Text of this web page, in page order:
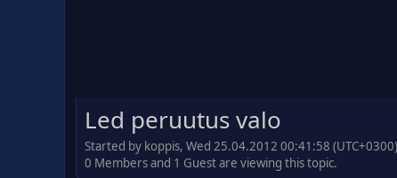
Led peruutus valo
Started by koppis, Wed 25.04.2012 00:41:58 (UTC+0300)
0 Members and 1 Guest are viewing this topic.